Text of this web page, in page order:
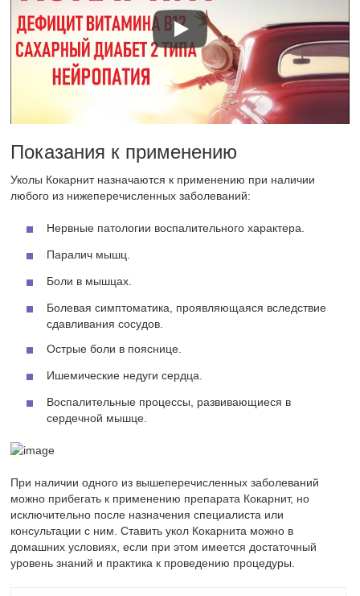
Показания к применению
Уколы Кокарнит назначаются к применению при наличии
любого из нижеперечисленных заболеваний:
Нервные патологии воспалительного характера.
Паралич мышц.
Боли в мышцах.
Болевая симптоматика, проявляющаяся вследствие
сдавливания сосудов.
Острые боли в пояснице.
Ишемические недуги сердца.
Воспалительные процессы, развивающиеся в
сердечной мышце.
При наличии одного из вышеперечисленных заболеваний
можно прибегать к применению препарата Кокарнит, но
исключительно после назначения специалиста или
консультации с ним. Ставить укол Кокарнита можно в
домашних условиях, если при этом имеется достаточный
уровень знаний и практика к проведению процедуры.